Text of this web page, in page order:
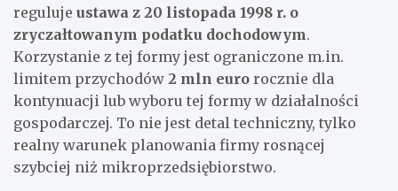
reguluje ustawa z 20 listopada 1998 r. o
zryczałtowanym podatku dochodowym.
Korzystanie z tej formy jest ograniczone m.in.
limitem przychodów 2 mln euro rocznie dla
kontynuacji lub wyboru tej formy w działalności
gospodarczej. To nie jest detal techniczny, tylko
realny warunek planowania firmy rosnącej
szybciej niż mikroprzedsiębiorstwo.